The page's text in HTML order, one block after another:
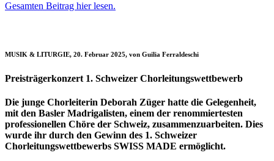
Gesamten Beitrag hier lesen.
MUSIK & LITURGIE, 20. Februar 2025, von Guilia Ferraldeschi
Preisträgerkonzert 1. Schweizer Chorleitungswettbewerb
Die junge Chorleiterin Deborah Züger hatte die Gelegenheit,
mit den Basler Madrigalisten, einem der renommiertesten
professionellen Chöre der Schweiz, zusammenzuarbeiten. Dies
wurde ihr durch den Gewinn des 1. Schweizer
Chorleitungswettbewerbs SWISS MADE ermöglicht.